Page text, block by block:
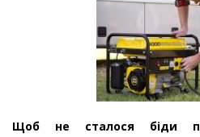
Щоб не сталося біди